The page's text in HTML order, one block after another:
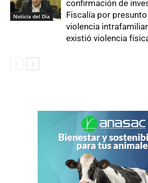
Noticia del Día
confirmación de
Fiscalía por
violencia
existió violencia